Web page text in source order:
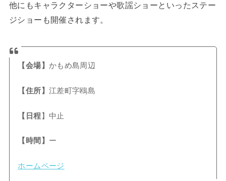
他にもキャラクターショーや歌謡ショーといったステー
ジショーも開催されます。
【会場】 かもめ島周辺
【住所】 江差町字鴎島
【日程 】中止
【時間】 ー
ホームページ